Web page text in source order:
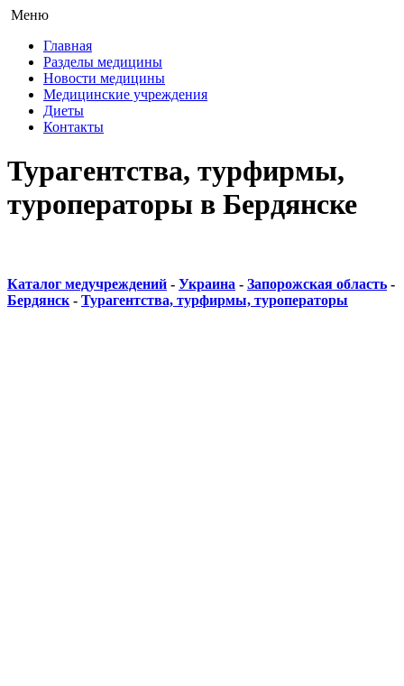
Меню
Главная
Разделы медицины
Новости медицины
Медицинские учреждения
Диеты
Контакты
Турагентства, турфирмы,
туроператоры в Бердянске
Каталог медучреждений - Украина - Запорожская область -
Бердянск - Турагентства, турфирмы, туроператоры